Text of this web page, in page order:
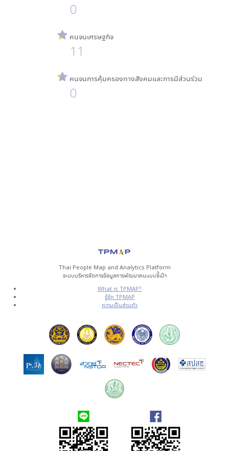
0
คนจนเศรษฐกิจ
11
คนจนการคุ้มครองทางสังคมและการมีส่วนร่วม
0
Thai People Map and Analytics Platform
ระบบบริหารจัดการข้อมูลการพัฒนาคนแบบชี้เป้า
What is TPMAP?
รู้จัก TPMAP
ความเป็นส่วนตัว